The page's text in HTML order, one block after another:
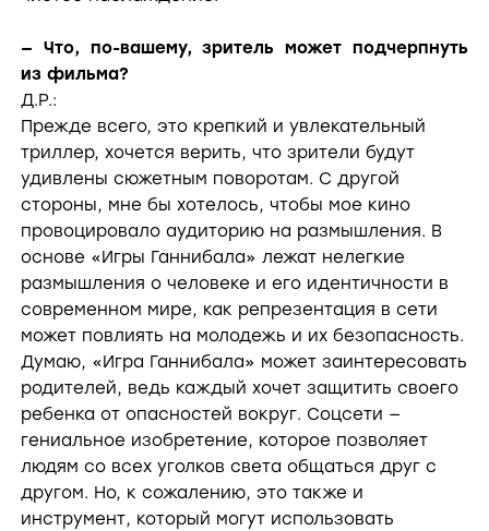
— Что, по-вашему, зритель может подчерпнуть
из фильма?
Д.Р.:
Прежде всего, это крепкий и увлекательный
триллер, хочется верить, что зрители будут
удивлены сюжетным поворотам. С другой
стороны, мне бы хотелось, чтобы мое кино
провоцировало аудиторию на размышления. В
основе «Игры Ганнибала» лежат нелегкие
размышления о человеке и его идентичности в
современном мире, как репрезентация в сети
может повлиять на молодежь и их безопасность.
Думаю, «Игра Ганнибала» может заинтересовать
родителей, ведь каждый хочет защитить своего
ребенка от опасностей вокруг. Соцсети —
гениальное изобретение, которое позволяет
людям со всех уголков света общаться друг с
другом. Но, к сожалению, это также и
инструмент, который могут использовать